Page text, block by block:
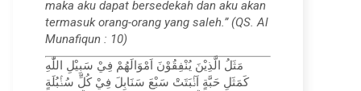
maka aku dapat bersedekah dan aku akan
termasuk orang-orang yang saleh.” (QS. Al
Munafiqun : 10)
مَثَلُ الَّذِيْنَ يُنْفِقُوْنَ اَمْوَالَهُمْ فِيْ سَبِيْلِ اللّٰهِ
كَمَثَلِ حَبَّةٍ اَنْۢبَتَتْ سَبْعَ سَنَابِلَ فِيْ كُلِّ سُنْۢبُلَةٍ